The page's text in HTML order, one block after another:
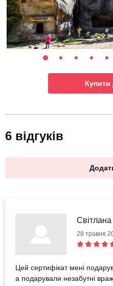
Купити
6 відгуків
Світлана
28 травня
Цей сертифікат мені
а подарували незабутні